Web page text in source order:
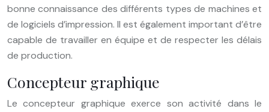
bonne connaissance des différents types de machines et
de logiciels d’impression. Il est également important d’être
capable de travailler en équipe et de respecter les délais
de production.
Concepteur graphique
Le concepteur graphique exerce son activité dans le